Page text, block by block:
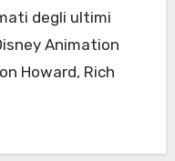
degli ultimi
Animation
Howard, Rich